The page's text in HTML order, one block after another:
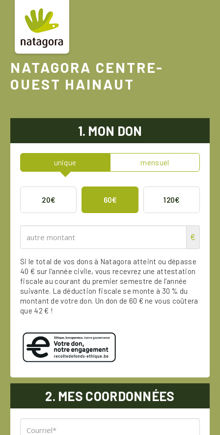
contenu
principal
NATAGORA CENTRE-
OUEST HAINAUT
1. MON DON
unique mensuel
20€ 60€ 120€
€
Si le total de vos dons à Natagora atteint ou dépasse
40 € sur l'année civile, vous recevrez une attestation
fiscale au courant du premier semestre de l’année
suivante. La déduction fiscale se monte à 30 % du
montant de votre don. Un don de 60 € ne vous coûtera
que 42 € !
2. MES COORDONNÉES